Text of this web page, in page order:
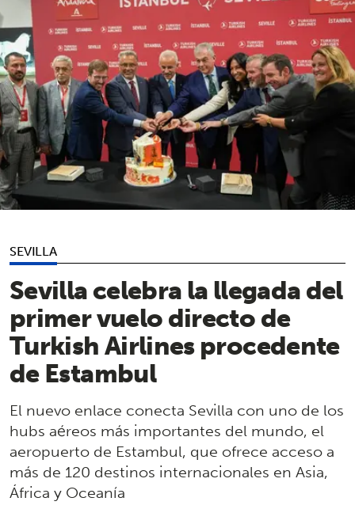
SEVILLA
Sevilla celebra la llegada del
primer vuelo directo de
Turkish Airlines procedente
de Estambul
El nuevo enlace conecta Sevilla con uno de los
hubs aéreos más importantes del mundo, el
aeropuerto de Estambul, que ofrece acceso a
más de 120 destinos internacionales en Asia,
África y Oceanía